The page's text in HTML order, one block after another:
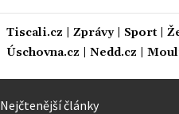
Tiscali.cz Zprávy| Sport|
Úschovna.cz
Nedd.cz
Nejčtenější články